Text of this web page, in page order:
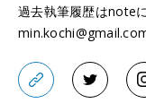
過去執筆履歴はnote